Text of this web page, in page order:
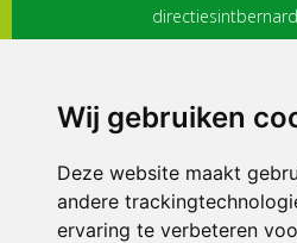
Wij gebruiken
Deze website maakt
andere
ervaring te verbeteren
3116 JB
ONDERDEEL